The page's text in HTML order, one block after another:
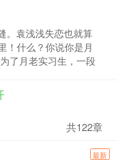
。袁浅浅失恋也就算
！什么？你说你是月
了月老实习生，一段
是什么？ 本人文案无
共122章
最新